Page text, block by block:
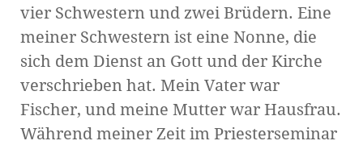
vier Schwestern und zwei Brüdern. Eine
meiner Schwestern ist eine Nonne, die
sich dem Dienst an Gott und der Kirche
verschrieben hat. Mein Vater war
Fischer, und meine Mutter war Hausfrau.
Während meiner Zeit im Priesterseminar